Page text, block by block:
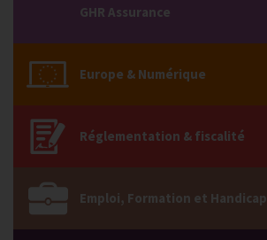
GHR Assurance
Europe & Numérique
Réglementation & fiscalité
Emploi, Formation et Handicap